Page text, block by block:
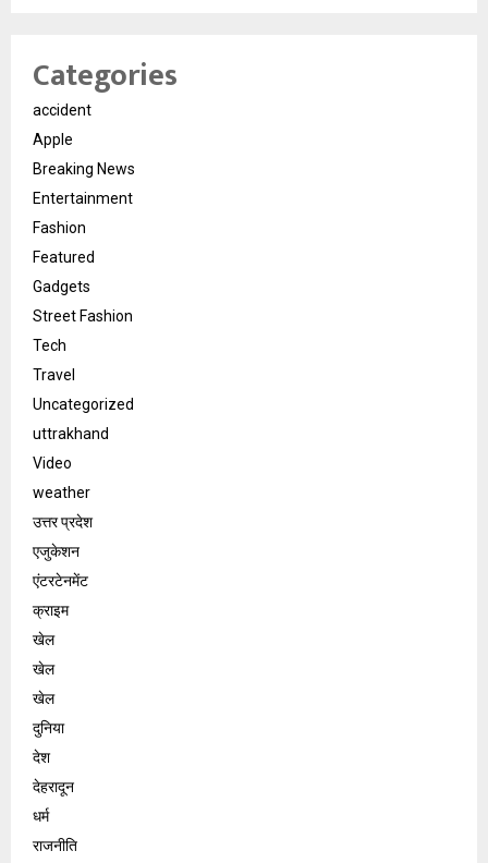
Categories
accident
Apple
Breaking News
Entertainment
Fashion
Featured
Gadgets
Street Fashion
Tech
Travel
Uncategorized
uttrakhand
Video
weather
उत्तर प्रदेश
एजुकेशन
एंटरटेनमेंट
क्राइम
खेल
खेल
खेल
दुनिया
देश
देहरादून
धर्म
राजनीति